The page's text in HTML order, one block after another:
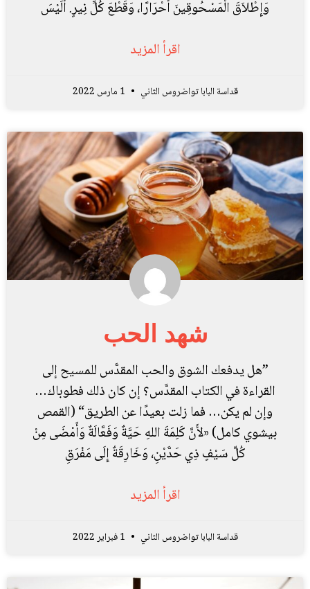
وَإِطْلاَقَ الْمَسْحُوقِينَ أَحْرَارًا، وَقَطْعَ كُلِّ نِيرٍ. أَلَيْسَ
اقرأ المزيد
قداسة البابا تواضروس الثاني
شهد الحب
”هل يدفعك الشوق والحب المقدَّس للمسيح إلى
القراءة في الكتاب المقدَّس؟ إن كان ذلك فطوباك…
وإن لم يكن… فما زلت بعيدًا عن الطريق“ (القمص
بيشوي كامل) «لأَنَّ كَلِمَةَ اللهِ حَيَّةٌ وَفَعَّالَةٌ وَأَمْضَى مِنْ
كُلِّ سَيْفٍ ذِي حَدَّيْنِ، وَخَارِقَةٌ إِلَى مَفْرَقِ
اقرأ المزيد
قداسة البابا تواضروس الثاني